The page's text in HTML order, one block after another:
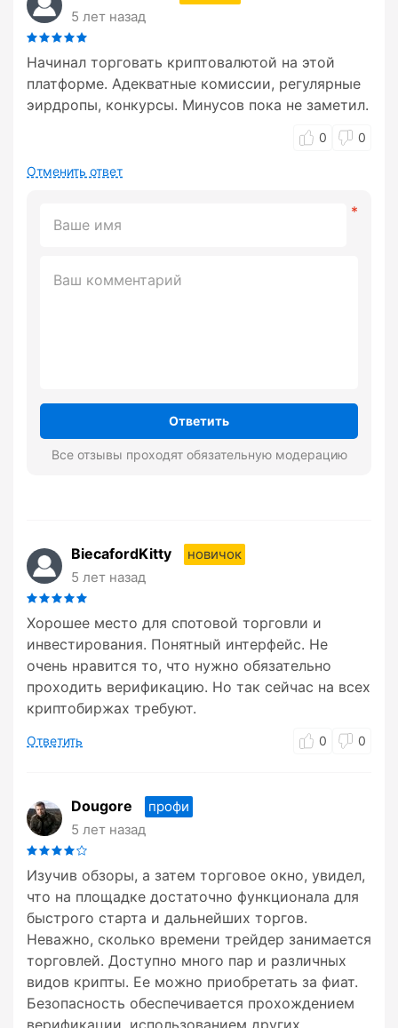
5 лет назад
Начинал торговать криптовалютой на этой
платформе. Адекватные комиссии, регулярные
эирдропы, конкурсы. Минусов пока не заметил.
Отменить ответ
Ответить
Все отзывы проходят обязательную модерацию
0 0
BiecafordKitty
новичок
5 лет назад
Хорошее место для спотовой торговли и
инвестирования. Понятный интерфейс. Не
очень нравится то, что нужно обязательно
проходить верификацию. Но так сейчас на всех
криптобиржах требуют.
Ответить 0 0
Dougore
профи
5 лет назад
Изучив обзоры, а затем торговое окно, увидел,
что на площадке достаточно функционала для
быстрого старта и дальнейших торгов.
Неважно, сколько времени трейдер занимается
торговлей. Доступно много пар и различных
видов крипты. Ее можно приобретать за фиат.
Безопасность обеспечивается прохождением